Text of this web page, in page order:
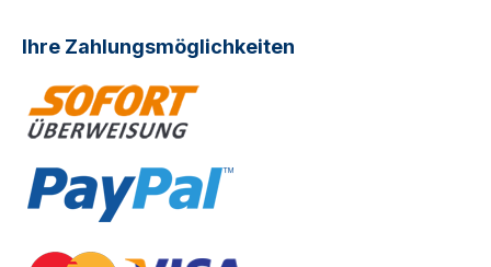
Ihre Zahlungsmöglichkeiten